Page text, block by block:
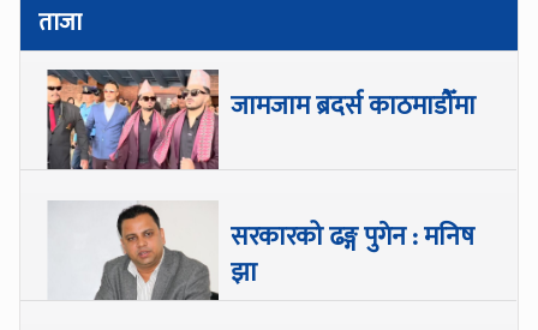
ताजा
जामजाम ब्रदर्स काठमाडौँमा
सरकारको ढङ्ग पुगेन : मनिष
झा